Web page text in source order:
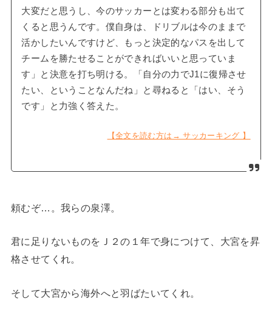
大変だと思うし、今のサッカーとは変わる部分も出て
くると思うんです。僕自身は、ドリブルは今のままで
活かしたいんですけど、もっと決定的なパスを出して
チームを勝たせることができればいいと思っていま
す」と決意を打ち明ける。「自分の力でJ1に復帰させ
たい、ということなんだね」と尋ねると「はい、そう
です」と力強く答えた。
【全文を読む方は→ サッカーキング 】
頼むぞ…。我らの泉澤。
君に足りないものをＪ２の１年で身につけて、大宮を昇
格させてくれ。
そして大宮から海外へと羽ばたいてくれ。